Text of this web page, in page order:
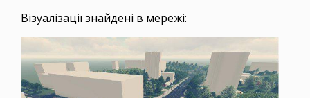
Візуалізації знайдені в мережі: